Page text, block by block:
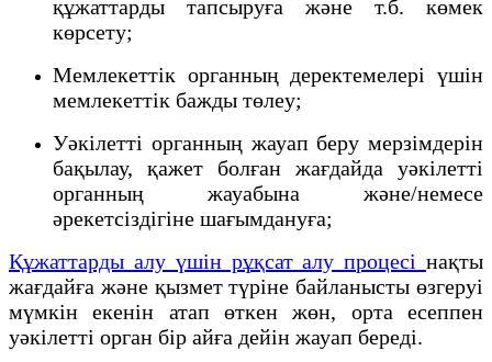
құжаттарды тапсыруға және т.б. көмек
көрсету;
Мемлекеттік органның деректемелері үшін
мемлекеттік бажды төлеу;
Уәкілетті органның жауап беру мерзімдерін
бақылау, қажет болған жағдайда уәкілетті
органның жауабына және/немесе
әрекетсіздігіне шағымдануға;
Құжаттарды алу үшін рұқсат алу процесі нақты
жағдайға және қызмет түріне байланысты өзгеруі
мүмкін екенін атап өткен жөн, орта есеппен
уәкілетті орган бір айға дейін жауап береді.